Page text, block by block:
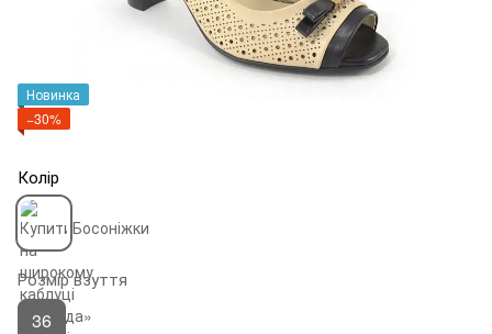
Новинка
−30%
Колір
Розмір взуття
36